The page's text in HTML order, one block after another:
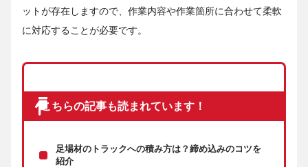
ットが存在しますので、作業内容や作業箇所に合わせて柔軟
に対応することが必要です。
こちらの記事も読まれています！
足場材のトラックへの積み方は？締め込みのコツを
紹介